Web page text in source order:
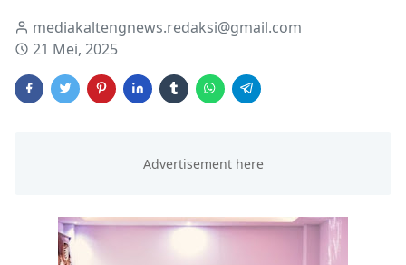
mediakaltengnews.redaksi@gmail.com
21 Mei, 2025